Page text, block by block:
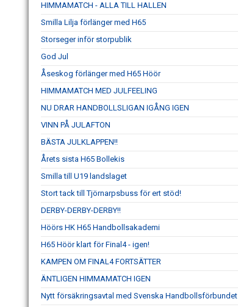
HIMMAMATCH - ALLA TILL HALLEN
Smilla Lilja förlänger med H65
Storseger inför storpublik
God Jul
Åseskog förlänger med H65 Höör
HIMMAMATCH MED JULFEELING
NU DRAR HANDBOLLSLIGAN IGÅNG IGEN
VINN PÅ JULAFTON
BÄSTA JULKLAPPEN!!
Årets sista H65 Bollekis
Smilla till U19 landslaget
Stort tack till Tjörnarpsbuss för ert stöd!
DERBY-DERBY-DERBY!!
Höörs HK H65 Handbollsakademi
H65 Höör klart för Final4 - igen!
KAMPEN OM FINAL4 FORTSÄTTER
ÄNTLIGEN HIMMAMATCH IGEN
Nytt försäkringsavtal med Svenska Handbollsförbundet